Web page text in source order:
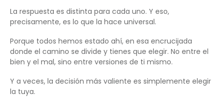
La respuesta es distinta para cada uno. Y eso,
precisamente, es lo que la hace universal.
Porque todos hemos estado ahí, en esa encrucijada
donde el camino se divide y tienes que elegir. No entre el
bien y el mal, sino entre versiones de ti mismo.
Y a veces, la decisión más valiente es simplemente elegir
la tuya.